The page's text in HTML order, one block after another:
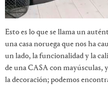
Esto es lo que se llama un
una casa noruega que nos ha
un lado, la funcionalidad y la
de una CASA con mayúsculas,
la decoración; podemos